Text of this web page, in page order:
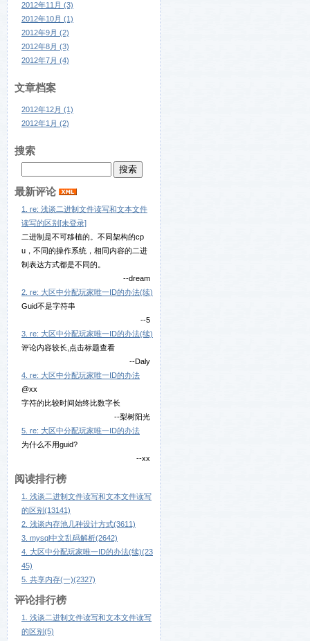
2012年11月 (3)
2012年10月 (1)
2012年9月 (2)
2012年8月 (3)
2012年7月 (4)
文章档案
2012年12月 (1)
2012年1月 (2)
搜索
最新评论
1. re: 浅谈二进制文件读写和文本文件
读写的区别[未登录]
二进制是不可移植的。不同架构的cp
u，不同的操作系统，相同内容的二进
制表达方式都是不同的。
--dream
2. re: 大区中分配玩家唯一ID的办法(续)
Guid不是字符串
--5
3. re: 大区中分配玩家唯一ID的办法(续)
评论内容较长,点击标题查看
--Daly
4. re: 大区中分配玩家唯一ID的办法
@xx
字符的比较时间始终比数字长
--梨树阳光
5. re: 大区中分配玩家唯一ID的办法
为什么不用guid?
--xx
阅读排行榜
1. 浅谈二进制文件读写和文本文件读写
的区别(13141)
2. 浅谈内存池几种设计方式(3611)
3. mysql中文乱码解析(2642)
4. 大区中分配玩家唯一ID的办法(续)(23
45)
5. 共享内存(一)(2327)
评论排行榜
1. 浅谈二进制文件读写和文本文件读写
的区别(5)